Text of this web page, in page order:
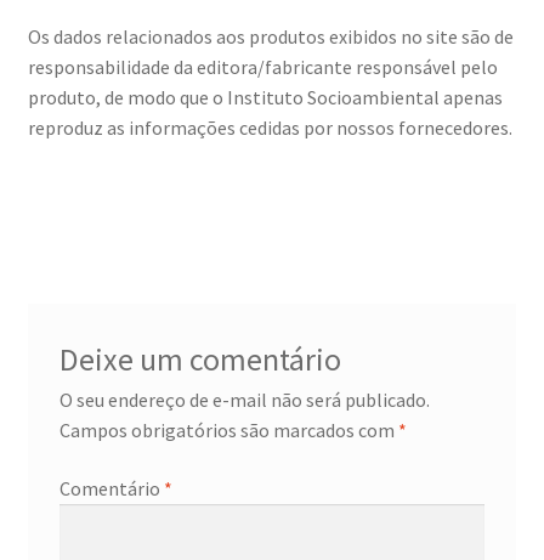
Os dados relacionados aos produtos exibidos no site são de
responsabilidade da editora/fabricante responsável pelo
produto, de modo que o Instituto Socioambiental apenas
reproduz as informações cedidas por nossos fornecedores.
Deixe um comentário
O seu endereço de e-mail não será publicado.
Campos obrigatórios são marcados com *
Comentário *